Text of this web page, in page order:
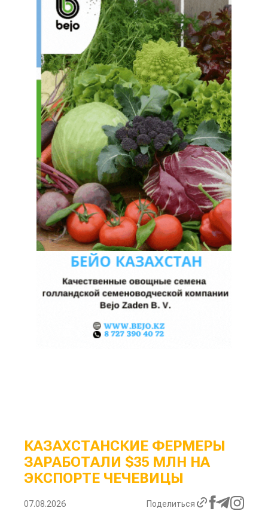
КАЗАХСТАНСКИЕ ФЕРМЕРЫ
ЗАРАБОТАЛИ $35 МЛН НА
ЭКСПОРТЕ ЧЕЧЕВИЦЫ
07.08.2026 Поделиться